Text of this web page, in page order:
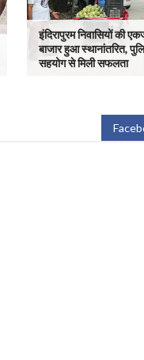
इंदिरापुरम निवासियों की
बाजार हुआ स्थानांतरित,
सहयोग से मिली सफलता